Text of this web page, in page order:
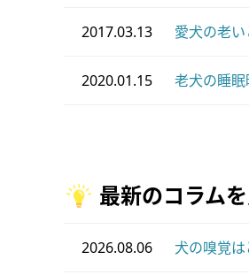
2017.03.13 愛犬の老
2020.01.15 老犬の睡
最新のコラム
2026.08.06 犬の嗅覚